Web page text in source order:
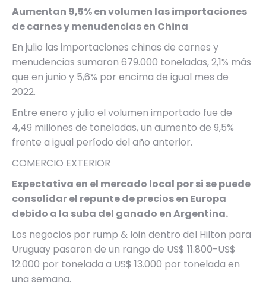
Aumentan 9,5% en volumen las importaciones
de carnes y menudencias en China
En julio las importaciones chinas de carnes y
menudencias sumaron 679.000 toneladas, 2,1% más
que en junio y 5,6% por encima de igual mes de
2022.
Entre enero y julio el volumen importado fue de
4,49 millones de toneladas, un aumento de 9,5%
frente a igual período del año anterior.
COMERCIO EXTERIOR
Expectativa en el mercado local por si se puede
consolidar el repunte de precios en Europa
debido a la suba del ganado en Argentina.
Los negocios por rump & loin dentro del Hilton para
Uruguay pasaron de un rango de US$ 11.800-US$
12.000 por tonelada a US$ 13.000 por tonelada en
una semana.